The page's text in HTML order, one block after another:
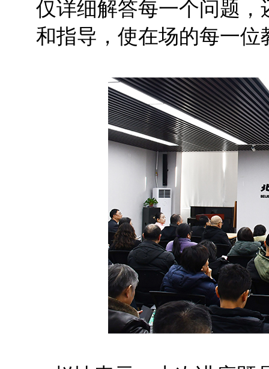
仅详细解答每一个问题
和指导，使在场的每一